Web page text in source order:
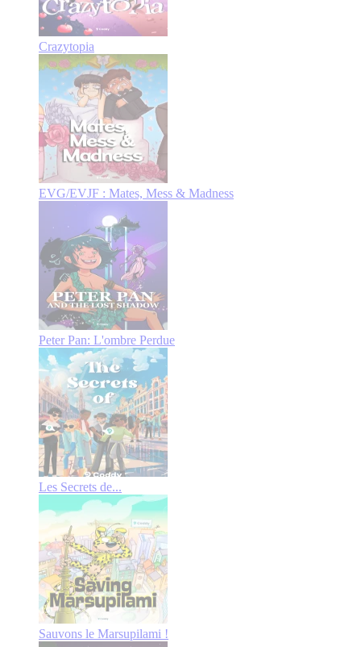
Crazytopia
EVG/EVJF : Mates, Mess & Madness
Peter Pan: L'ombre Perdue
Les Secrets de...
Sauvons le Marsupilami !